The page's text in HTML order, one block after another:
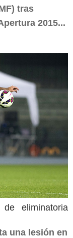
tras
2015...
eliminatoria
una lesión en